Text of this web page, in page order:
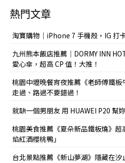
熱門文章
淘寶購物｜iPhone 7 手機殼，IG 打
九州熊本飯店推薦｜DORMY INN
愛心傘，超高 CP 值！大推！
桃園中壢晚餐宵夜推薦《老師傅鐵板
走過、路過不要錯過！
就缺一個男朋友 用 HUAWEI P20 幫
桃園美食推薦《夏朵新品鐵板燒》超
焰紅酒櫻桃鴨」
台北景點推薦《新山夢湖》隱藏在